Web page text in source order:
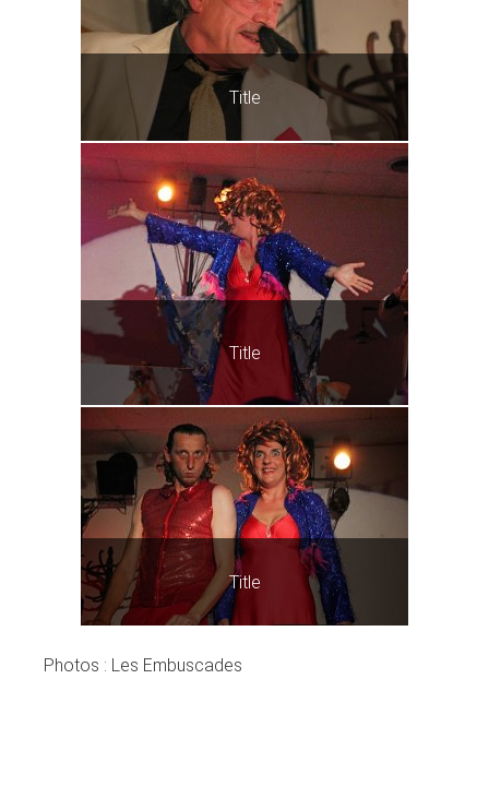
Title
Title
Title
Photos : Les Embuscades